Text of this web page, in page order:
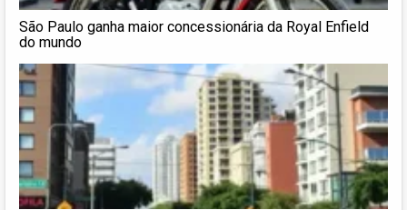
São Paulo ganha maior concessionária da Royal Enfield
do mundo